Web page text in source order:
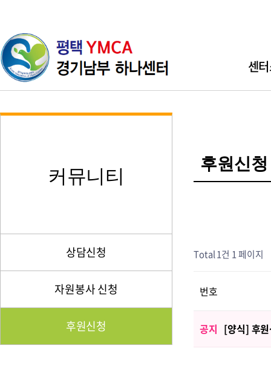
센
직원소개
커뮤니티
상담신청
자원봉사 신청
후원신청
후원신청
Total 1건 1 페이지
번호
공지 [양식] 후